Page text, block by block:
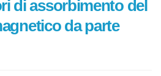
di assorbimento
da